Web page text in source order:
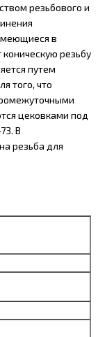
резьбового и
в
резьбу
путем
того, что
цековками под
В
резьба для